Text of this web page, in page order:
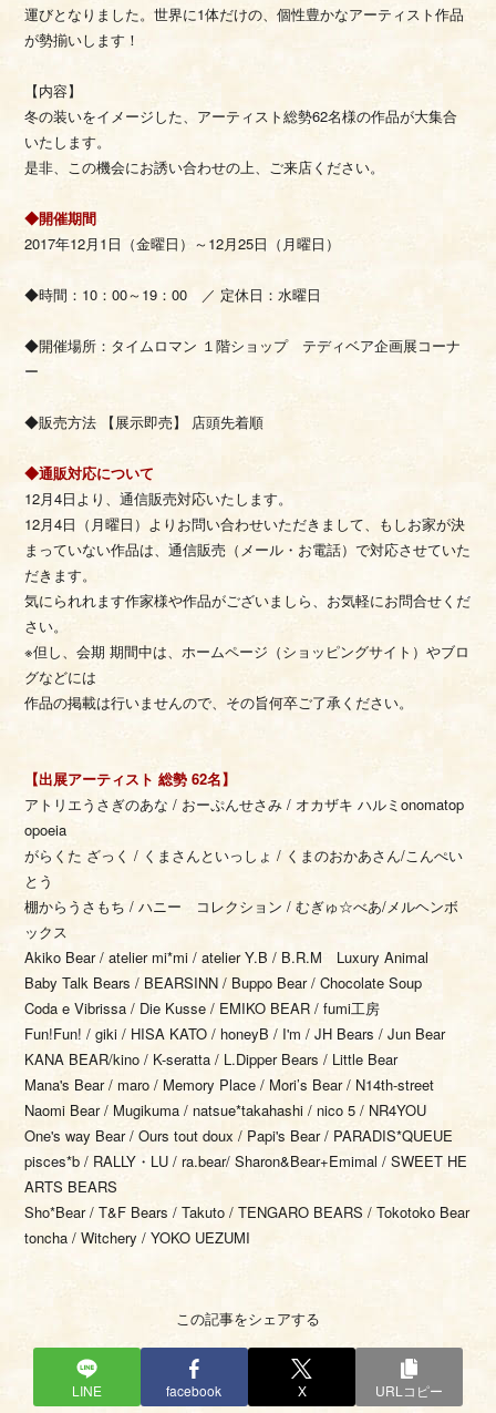
運びとなりました。世界に1体だけの、個性豊かなアーティスト作品
が勢揃いします！
【内容】
冬の装いをイメージした、アーティスト総勢62名様の作品が大集合
いたします。
是非、この機会にお誘い合わせの上、ご来店ください。
◆開催期間
2017年12月1日（金曜日）～12月25日（月曜日）
◆時間：10：00～19：00 ／ 定休日：水曜日
◆開催場所：タイムロマン １階ショップ テディベア企画展コーナ
ー
◆販売方法 【展示即売】 店頭先着順
◆通販対応について
12月4日より、通信販売対応いたします。
12月4日（月曜日）よりお問い合わせいただきまして、もしお家が決
まっていない作品は、通信販売（メール・お電話）で対応させていた
だきます。
気にられれます作家様や作品がございましら、お気軽にお問合せくだ
さい。
※但し、会期 期間中は、ホームページ（ショッピングサイト）やブロ
グなどには
作品の掲載は行いませんので、その旨何卒ご了承ください。
【出展アーティスト 総勢 62名】
アトリエうさぎのあな / おーぷんせさみ / オカザキ ハルミonomatop
opoeia
がらくた ざっく / くまさんといっしょ / くまのおかあさん/こんぺい
とう
棚からうさもち / ハニー コレクション / むぎゅ☆べあ/メルヘンボ
ックス
Akiko Bear / atelier mi*mi / atelier Y.B / B.R.M Luxury Animal
Baby Talk Bears / BEARSINN / Buppo Bear / Chocolate Soup
Coda e Vibrissa / Die Kusse / EMIKO BEAR / fumi工房
Fun!Fun! / giki / HISA KATO / honeyB / I'm / JH Bears / Jun Bear
KANA BEAR/kino / K-seratta / L.Dipper Bears / Little Bear
Mana's Bear / maro / Memory Place / Mori’s Bear / N14th-street
Naomi Bear / Mugikuma / natsue*takahashi / nico 5 / NR4YOU
One's way Bear / Ours tout doux / Papi's Bear / PARADIS*QUEUE
pisces*b / RALLY・LU / ra.bear/ Sharon&Bear+Emimal / SWEET HE
ARTS BEARS
Sho*Bear / T&F Bears / Takuto / TENGARO BEARS / Tokotoko Bear
toncha / Witchery / YOKO UEZUMI
この記事をシェアする
LINE facebook X URLコピー